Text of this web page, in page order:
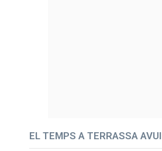
EL TEMPS A TERRASSA AVUI